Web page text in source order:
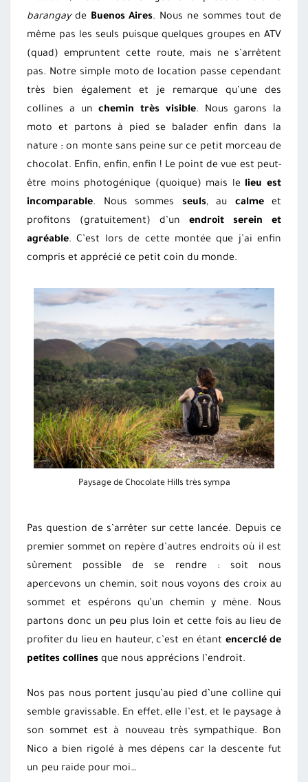
barangayde Buenos Aires. Nous ne sommes tout de
même pas les seuls puisque quelques groupes en ATV
(quad) empruntent cette route, mais ne s’arrêtent
pas. Notre simple moto de location passe cependant
très bien également et je remarque qu’une des
collines a unchemin très visible. Nous garons la
moto et partons à pied se balader enfin dans la
nature : on monte sans peine sur ce petit morceau de
chocolat. Enfin, enfin, enfin ! Le point de vue est peut-
être moins photogénique (quoique) mais le lieu est
incomparable. Nous sommes seuls, au calmeet
profitons (gratuitement) d’un endroit serein et
agréable. C’est lors de cette montée que j’ai enfin
compris et apprécié ce petit coin du monde.
Paysage de Chocolate Hills très sympa
Pas question de s’arrêter sur cette lancée. Depuis ce
premier sommet on repère d’autres endroits où il est
sûrement possible de se rendre : soit nous
apercevons un chemin, soit nous voyons des croix au
sommet et espérons qu’un chemin y mène. Nous
partons donc un peu plus loin et cette fois au lieu de
profiter du lieu en hauteur, c’est en étant encerclé de
petites collines que nous apprécions l’endroit.
Nos pas nous portent jusqu’au pied d’une colline qui
semble gravissable. En effet, elle l’est, et le paysage à
son sommet est à nouveau très sympathique. Bon
Nico a bien rigolé à mes dépens car la descente fut
un peu raide pour moi…